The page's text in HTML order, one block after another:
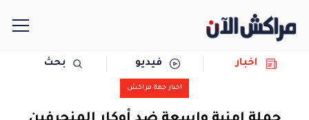
اخبار فيديو بحث
اخبار جهة مراكش